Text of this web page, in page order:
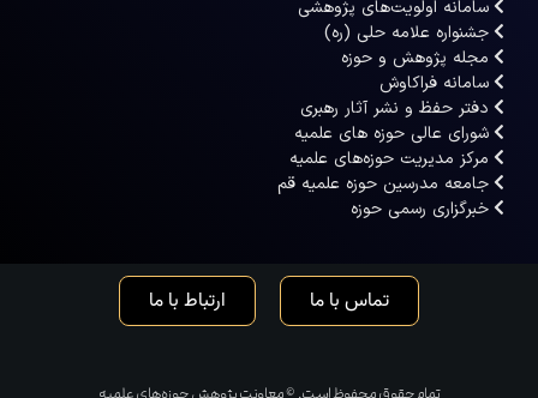
سامانه اولویت‌های پژوهشی
جشنواره علامه حلی (ره)
مجله پژوهش و حوزه
سامانه فراکاوش
دفتر حفظ و نشر آثار رهبری
شورای عالی حوزه های علمیه
مرکز مدیریت حوزه‌های علمیه
جامعه مدرسین حوزه علمیه قم
خبرگزاری رسمی حوزه
تمام حقوق محفوظ است. © معاونت پژوهش حوزه‌های علمیه
تماس با ما ارتباط با ما